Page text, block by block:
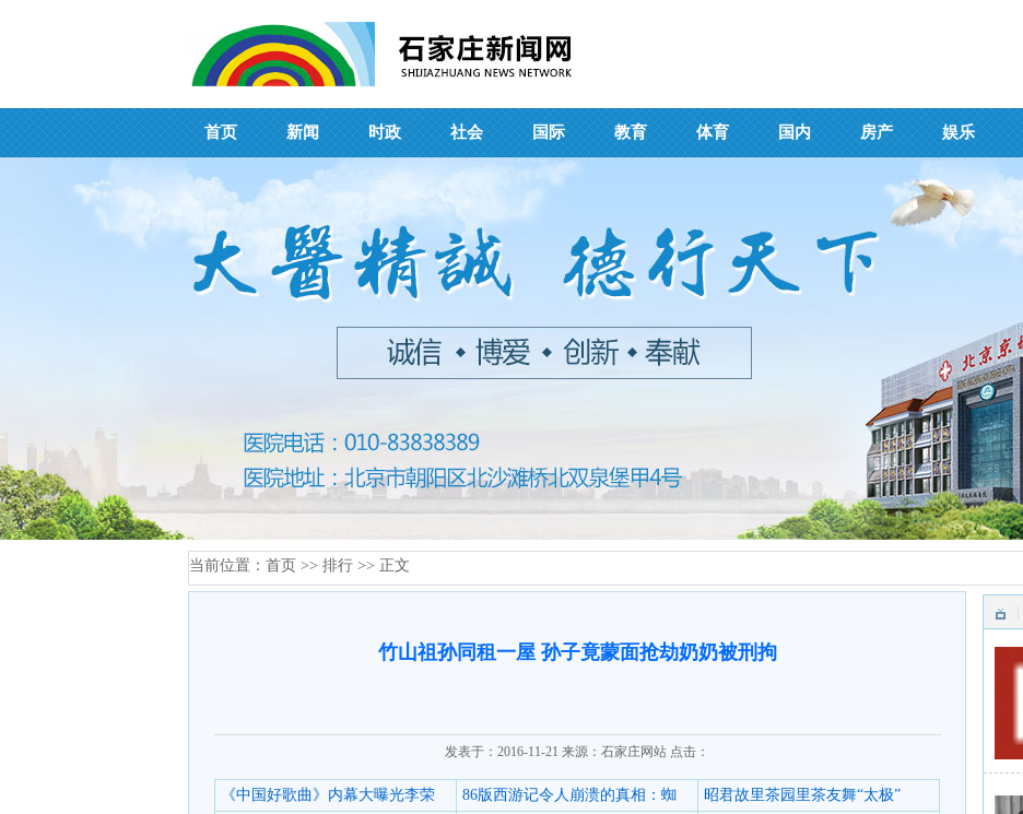
首页 新闻 时政 社会 国际 教育 体育 国内 房产 娱乐
当前位置： 首页 >> 排行 >> 正文
竹山祖孙同租一屋 孙子竟蒙面抢劫奶奶被刑拘
发表于：2016-11-21 来源：石家庄网站 点击：
《中国好歌曲》内幕大曝光李荣 86版西游记令人崩溃的真相：蜘
昭君故里茶园里茶友舞“太极”